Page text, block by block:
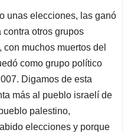
unas elecciones, las ganó
otros grupos
muchos muertos del
como grupo político
Digamos de esta
más al pueblo israelí de
palestino,
elecciones y porque